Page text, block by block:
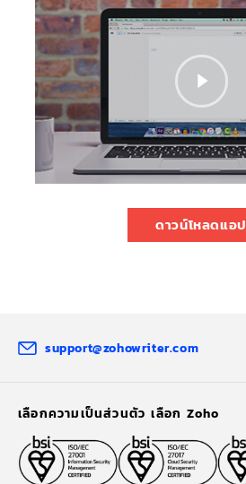
ดาวน์โหลดแอป
support@zohowriter.com
เลือกความเป็นส่วนตัว เลือก Zoho